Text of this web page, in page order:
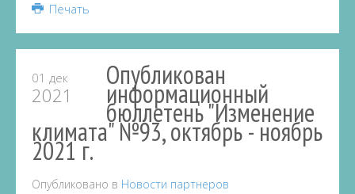
Печать
01 дек
2021
Опубликован
информационный
бюллетень "Изменение
климата" №93, октябрь - ноябрь
2021 г.
Опубликовано в Новости партнеров